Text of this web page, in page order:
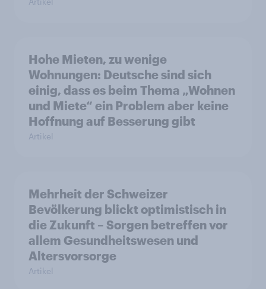
Hohe Mieten, zu wenige
Wohnungen: Deutsche sind sich
einig, dass es beim Thema „Wohnen
und Miete“ ein Problem aber keine
Hoffnung auf Besserung gibt
Artikel
Mehrheit der Schweizer
Bevölkerung blickt optimistisch in
die Zukunft – Sorgen betreffen vor
allem Gesundheitswesen und
Altersvorsorge
Artikel